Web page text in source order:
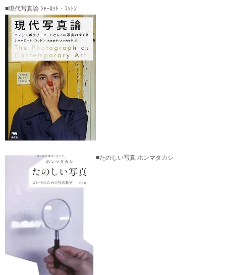
■現代写真論 ｼｬｰﾛｯﾄ・ｺｯﾄﾝ
■たのしい写真 ホンマタカシ